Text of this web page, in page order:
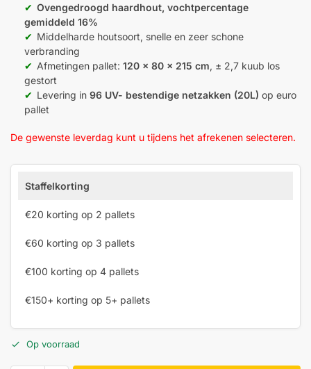
Ovengedroogd haardhout, vochtpercentage
gemiddeld 16%
Middelharde houtsoort, snelle en zeer schone
verbranding
Afmetingen pallet: 120 x 80 x 215 cm, ± 2,7 kuub los
gestort
Levering in 96 UV- bestendige netzakken (20L) op euro
pallet
De gewenste leverdag kunt u tijdens het afrekenen selecteren.
Staffelkorting
€20 korting op 2 pallets
€60 korting op 3 pallets
€100 korting op 4 pallets
€150+ korting op 5+ pallets
Op voorraad